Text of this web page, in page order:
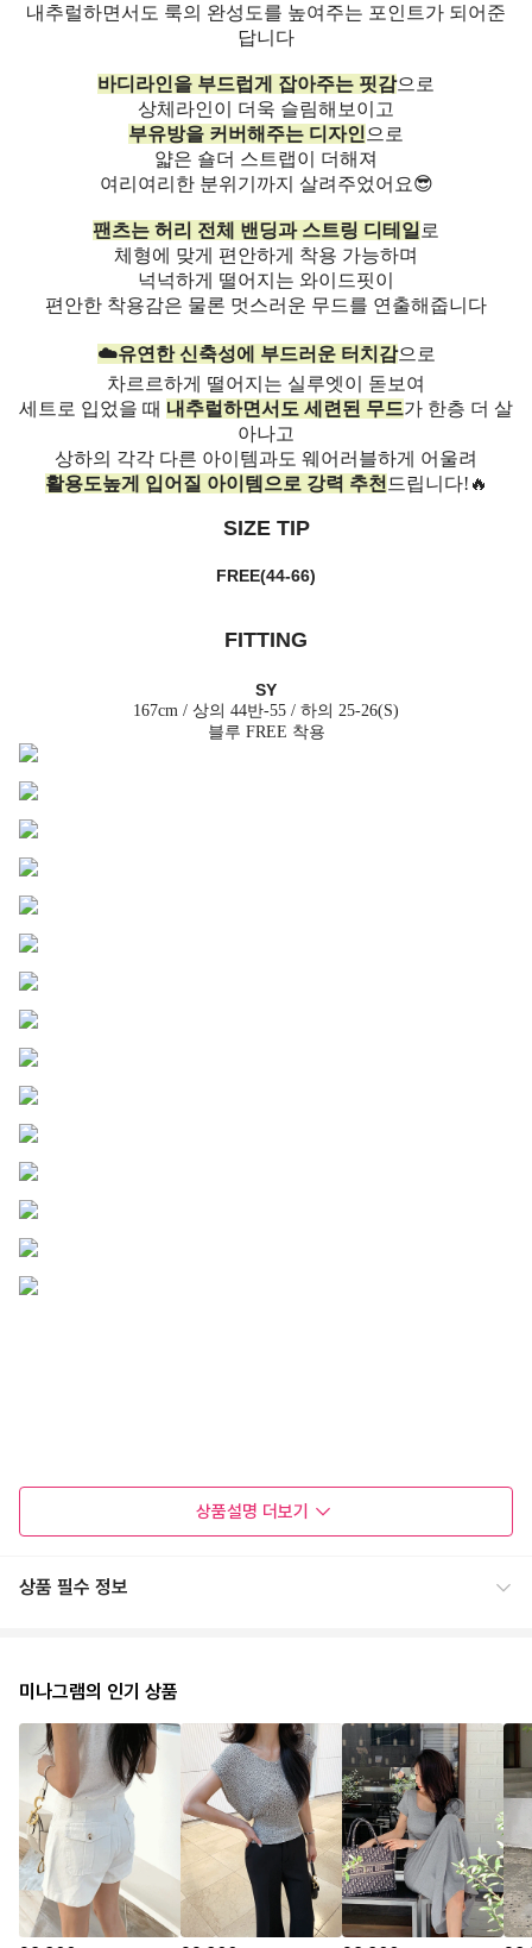
내추럴하면서도 룩의 완성도를 높여주는 포인트가 되어준
답니다
바디라인을 부드럽게 잡아주는 핏감으로
상체라인이 더욱 슬림해보이고
부유방을 커버해주는 디자인 으로
얇은 숄더 스트랩이 더해져
여리여리한 분위기까지 살려주었어요😎
팬츠는 허리 전체 밴딩과 스트링 디테일 로
체형에 맞게 편안하게 착용 가능하며
넉넉하게 떨어지는 와이드핏이
편안한 착용감은 물론 멋스러운 무드를 연출해줍니다
☁️유연한 신축성에 부드러운 터치감으로
차르르하게 떨어지는 실루엣이 돋보여
세트로 입었을 때 내추럴하면서도 세련된 무드가 한층 더 살
아나고
상하의 각각 다른 아이템과도 웨어러블하게 어울려
활용도높게 입어질 아이템으로 강력 추천 드립니다!🔥
SIZE TIP
FREE(44-66)
FITTING
SY
167cm / 상의 44반-55 / 하의 25-26(S)
블루 FREE 착용
상품설명 더보기
상품 필수 정보
미나그램의 인기 상품